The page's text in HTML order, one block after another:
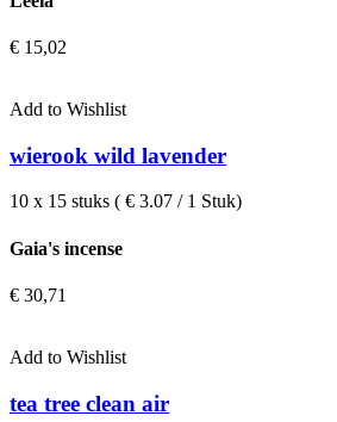
€ 15,02
Add to Wishlist
wierook wild lavender
10 x 15 stuks ( € 3.07 / 1 Stuk)
Gaia's incense
€ 30,71
Add to Wishlist
tea tree clean air